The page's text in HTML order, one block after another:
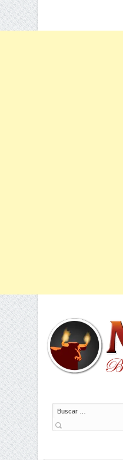
Buscar